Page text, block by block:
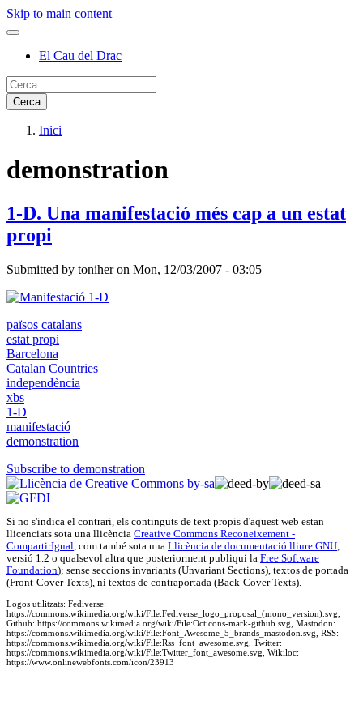
Skip to main content
El Cau del Drac
Inici
demonstration
1-D. Una manifestació més cap a un estat
propi
Submitted by toniheron Mon, 12/03/2007 - 03:05
països catalans
estat propi
Barcelona
Catalan Countries
independència
xbs
1-D
manifestació
demonstration
Subscribe to demonstration
Si no s'indica el contrari, els continguts de text propis d'aquest web estan
llicenciats sota una llicència Creative Commons Reconeixement -
CompartirIgual , com també sota una Llicència de documentació lliure GNU
versió 1.2 o qualsevol altra que posteriorment publiqui la Free Software
Foundation); sense seccions invariants (Unvariant Sections), textos de portada
(Front-Cover Texts), ni textos de contraportada (Back-Cover Texts).
Logos utilitzats: Fediverse:
https://commons.wikimedia.org/wiki/File:Fediverse_logo_proposal_(mono_version).svg,
Github: https://commons.wikimedia.org/wiki/File:Octicons-mark-github.svg, Mastodon:
https://commons.wikimedia.org/wiki/File:Font_Awesome_5_brands_mastodon.svg, RSS:
https://commons.wikimedia.org/wiki/File:Rss_font_awesome.svg, Twitter:
https://commons.wikimedia.org/wiki/File:Twitter_font_awesome.svg, Wikiloc:
https://www.onlinewebfonts.com/icon/23913